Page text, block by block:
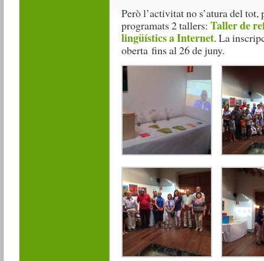
Però l’activitat no s’atura del
programats 2 tallers: Taller de
lingüístics a Internet. La
oberta fins al 26 de juny.